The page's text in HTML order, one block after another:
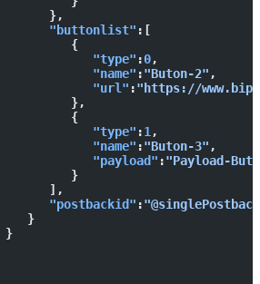
},
"buttonlist"
:[
{
"type"
:0,
"name"
:"Buton-2" ,
"url"
:"https://
},
{
"type"
:1 ,
"name"
:"Buton-3" ,
"payload"
:"Payload-
}
],
"postbackid"
:
}
}